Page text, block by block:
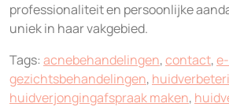
professionaliteit en persoonlijke
uniek in haar vakgebied.
Tags: acnebehandelingen,contact,
gezichtsbehandelingen,
huidverjongingafspraak maken,